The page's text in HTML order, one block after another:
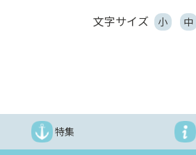
文字サイズ 小 中
特集